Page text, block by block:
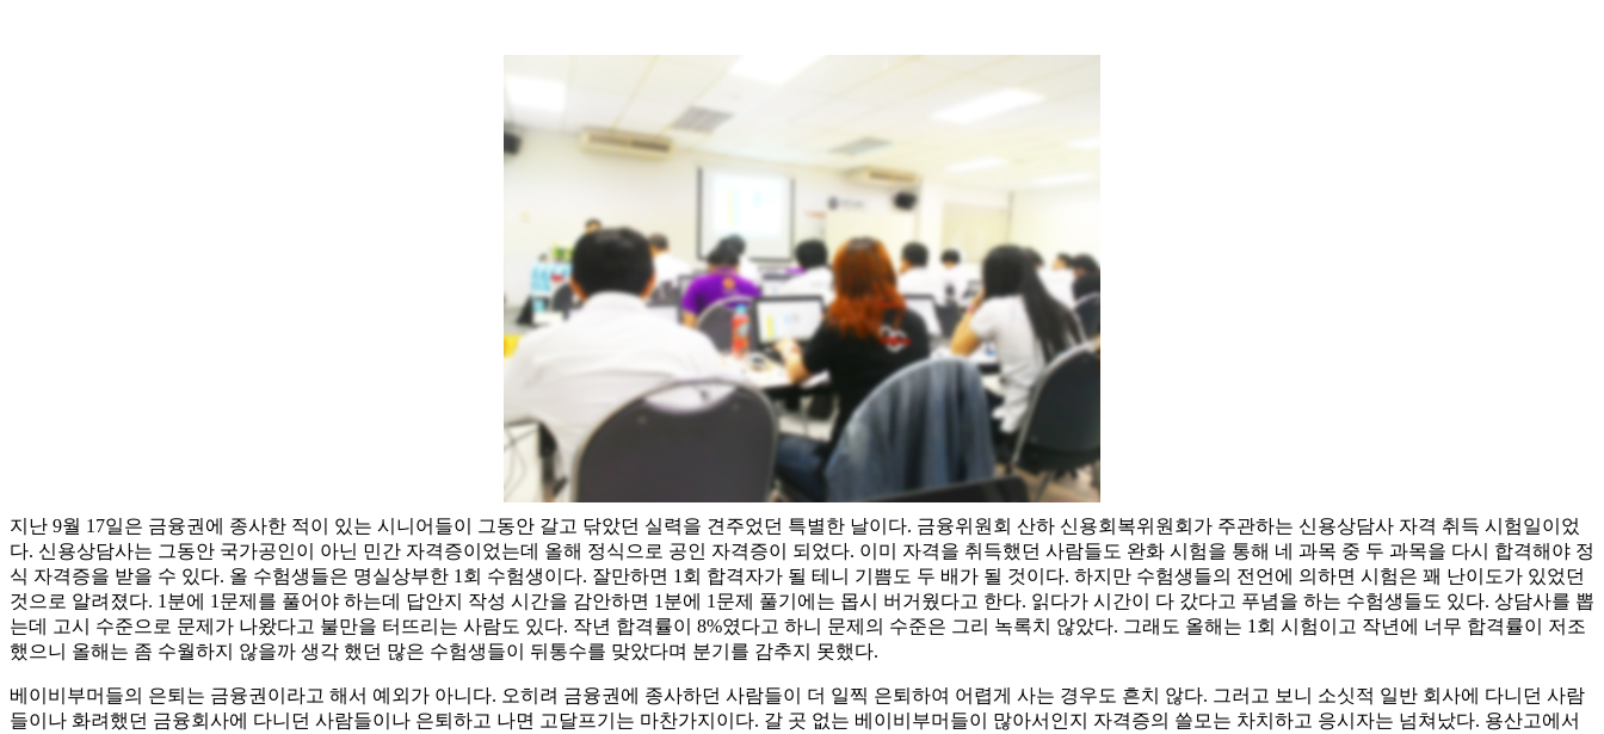
지난 9월 17일은 금융권에 종사한 적이 있는 시니어들이 그동안 갈고 닦았던 실력을 견주었던 특별한 날이다. 금융위원회 산하 신용회복위원회가 주관하는 신용상담사 자격 취득 시험일이었
다. 신용상담사는 그동안 국가공인이 아닌 민간 자격증이었는데 올해 정식으로 공인 자격증이 되었다. 이미 자격을 취득했던 사람들도 완화 시험을 통해 네 과목 중 두 과목을 다시 합격해야 정
식 자격증을 받을 수 있다. 올 수험생들은 명실상부한 1회 수험생이다. 잘만하면 1회 합격자가 될 테니 기쁨도 두 배가 될 것이다. 하지만 수험생들의 전언에 의하면 시험은 꽤 난이도가 있었던
것으로 알려졌다. 1분에 1문제를 풀어야 하는데 답안지 작성 시간을 감안하면 1분에 1문제 풀기에는 몹시 버거웠다고 한다. 읽다가 시간이 다 갔다고 푸념을 하는 수험생들도 있다. 상담사를 뽑
는데 고시 수준으로 문제가 나왔다고 불만을 터뜨리는 사람도 있다. 작년 합격률이 8%였다고 하니 문제의 수준은 그리 녹록치 않았다. 그래도 올해는 1회 시험이고 작년에 너무 합격률이 저조
했으니 올해는 좀 수월하지 않을까 생각 했던 많은 수험생들이 뒤통수를 맞았다며 분기를 감추지 못했다.
베이비부머들의 은퇴는 금융권이라고 해서 예외가 아니다. 오히려 금융권에 종사하던 사람들이 더 일찍 은퇴하여 어렵게 사는 경우도 흔치 않다. 그러고 보니 소싯적 일반 회사에 다니던 사람
들이나 화려했던 금융회사에 다니던 사람들이나 은퇴하고 나면 고달프기는 마찬가지이다. 갈 곳 없는 베이비부머들이 많아서인지 자격증의 쓸모는 차치하고 응시자는 넘쳐났다. 용산고에서